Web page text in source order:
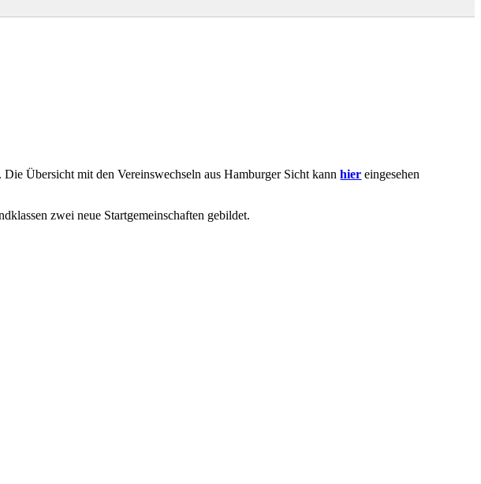
Übersicht mit den Vereinswechseln aus Hamburger Sicht kannhier eingesehen
zwei neue Startgemeinschaften gebildet.